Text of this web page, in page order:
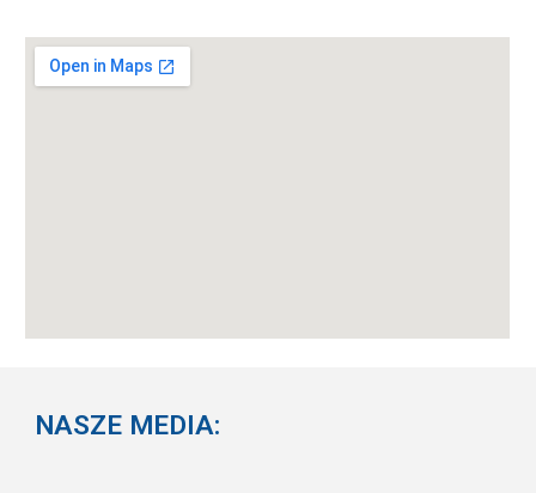
NASZE MEDIA: